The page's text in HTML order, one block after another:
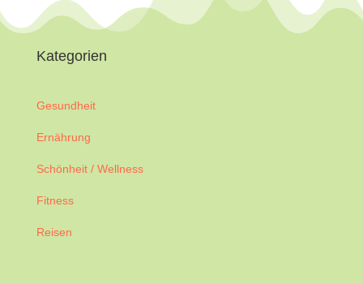
Kategorien
Gesundheit
Ernährung
Schönheit / Wellness
Fitness
Reisen